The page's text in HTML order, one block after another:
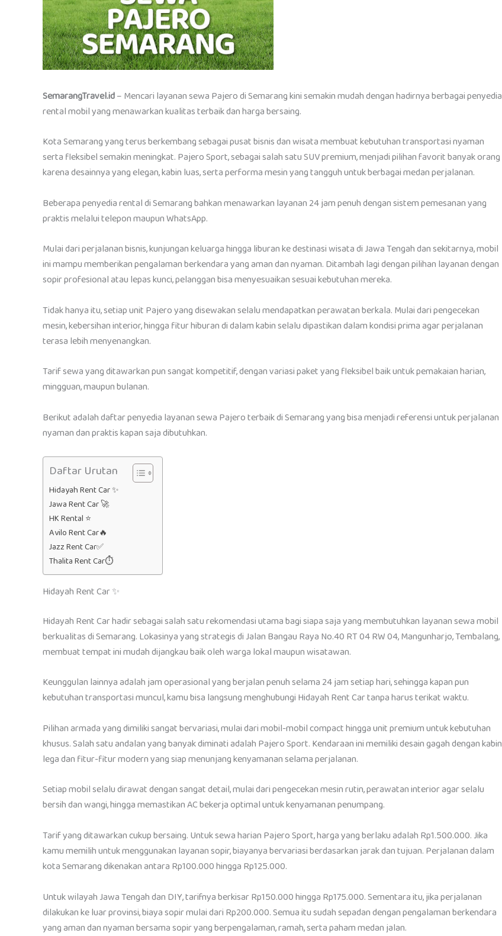
SemarangTravel.id– Mencari layanan sewa Pajero di Semarang kini semakin mudah dengan hadirnya berbagai penyedia
rental mobil yang menawarkan kualitas terbaik dan harga bersaing.
Kota Semarang yang terus berkembang sebagai pusat bisnis dan wisata membuat kebutuhan transportasi nyaman
serta fleksibel semakin meningkat. Pajero Sport, sebagai salah satu SUV premium, menjadi pilihan favorit banyak orang
karena desainnya yang elegan, kabin luas, serta performa mesin yang tangguh untuk berbagai medan perjalanan.
Beberapa penyedia rental di Semarang bahkan menawarkan layanan 24 jam penuh dengan sistem pemesanan yang
praktis melalui telepon maupun WhatsApp.
Mulai dari perjalanan bisnis, kunjungan keluarga hingga liburan ke destinasi wisata di Jawa Tengah dan sekitarnya, mobil
ini mampu memberikan pengalaman berkendara yang aman dan nyaman. Ditambah lagi dengan pilihan layanan dengan
sopir profesional atau lepas kunci, pelanggan bisa menyesuaikan sesuai kebutuhan mereka.
Tidak hanya itu, setiap unit Pajero yang disewakan selalu mendapatkan perawatan berkala. Mulai dari pengecekan
mesin, kebersihan interior, hingga fitur hiburan di dalam kabin selalu dipastikan dalam kondisi prima agar perjalanan
terasa lebih menyenangkan.
Tarif sewa yang ditawarkan pun sangat kompetitif, dengan variasi paket yang fleksibel baik untuk pemakaian harian,
mingguan, maupun bulanan.
Berikut adalah daftar penyedia layanan sewa Pajero terbaik di Semarang yang bisa menjadi referensi untuk perjalanan
nyaman dan praktis kapan saja dibutuhkan.
Daftar Urutan
Hidayah Rent Car ✨
Jawa Rent Car 🚀
HK Rental ⭐
Avilo Rent Car🔥
Jazz Rent Car✅
Thalita Rent Car⏱️
Hidayah Rent Car ✨
Hidayah Rent Car hadir sebagai salah satu rekomendasi utama bagi siapa saja yang membutuhkan layanan sewa mobil
berkualitas di Semarang. Lokasinya yang strategis di Jalan Bangau Raya No.40 RT 04 RW 04, Mangunharjo, Tembalang,
membuat tempat ini mudah dijangkau baik oleh warga lokal maupun wisatawan.
Keunggulan lainnya adalah jam operasional yang berjalan penuh selama 24 jam setiap hari, sehingga kapan pun
kebutuhan transportasi muncul, kamu bisa langsung menghubungi Hidayah Rent Car tanpa harus terikat waktu.
Pilihan armada yang dimiliki sangat bervariasi, mulai dari mobil-mobil compact hingga unit premium untuk kebutuhan
khusus. Salah satu andalan yang banyak diminati adalah Pajero Sport. Kendaraan ini memiliki desain gagah dengan kabin
lega dan fitur-fitur modern yang siap menunjang kenyamanan selama perjalanan.
Setiap mobil selalu dirawat dengan sangat detail, mulai dari pengecekan mesin rutin, perawatan interior agar selalu
bersih dan wangi, hingga memastikan AC bekerja optimal untuk kenyamanan penumpang.
Tarif yang ditawarkan cukup bersaing. Untuk sewa harian Pajero Sport, harga yang berlaku adalah Rp1.500.000. Jika
kamu memilih untuk menggunakan layanan sopir, biayanya bervariasi berdasarkan jarak dan tujuan. Perjalanan dalam
kota Semarang dikenakan antara Rp100.000 hingga Rp125.000.
Untuk wilayah Jawa Tengah dan DIY, tarifnya berkisar Rp150.000 hingga Rp175.000. Sementara itu, jika perjalanan
dilakukan ke luar provinsi, biaya sopir mulai dari Rp200.000. Semua itu sudah sepadan dengan pengalaman berkendara
yang aman dan nyaman bersama sopir yang berpengalaman, ramah, serta paham medan jalan.